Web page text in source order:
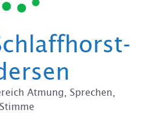
Atmung, Sprechen,
Stimme